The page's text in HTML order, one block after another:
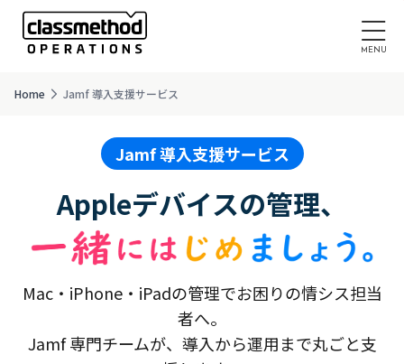
Home Jamf 導入支援サービス
Jamf 導入支援サービス
Appleデバイスの管理、
Mac・iPhone・iPadの管理でお困りの情シス担当
者へ。
Jamf 専門チームが、導入から運用まで丸ごと支